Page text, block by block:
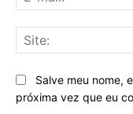
Salve meu nome,
próxima vez que eu